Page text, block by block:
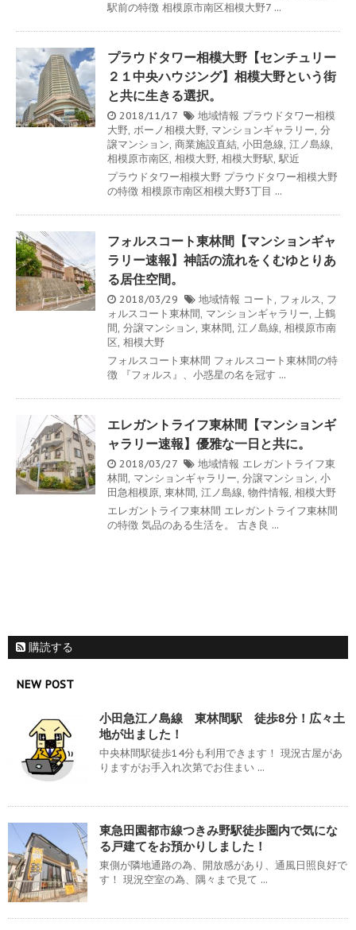
駅前の特徴 相模原市南区相模大野7 ...
プラウドタワー相模大野【センチュリー
２１中央ハウジング】相模大野という街
と共に生きる選択。
2018/11/17 地域情報 プラウドタワー相模
大野, ボーノ相模大野, マンションギャラリー, 分
譲マンション, 商業施設直結, 小田急線, 江ノ島線,
相模原市南区, 相模大野, 相模大野駅, 駅近
プラウドタワー相模大野 プラウドタワー相模大野
の特徴 相模原市南区相模大野3丁目 ...
フォルスコート東林間【マンションギャ
ラリー速報】神話の流れをくむゆとりあ
る居住空間。
2018/03/29 地域情報 コート , フォルス, フ
ォルスコート東林間, マンションギャラリー, 上鶴
間, 分譲マンション, 東林間, 江ノ島線, 相模原市南
区, 相模大野
フォルスコート東林間 フォルスコート東林間の特
徴 『フォルス』、小惑星の名を冠す ...
エレガントライフ東林間【マンションギ
ャラリー速報】優雅な一日と共に。
2018/03/27 地域情報 エレガントライフ東
林間, マンションギャラリー, 分譲マンション, 小
田急相模原, 東林間, 江ノ島線, 物件情報, 相模大野
エレガントライフ東林間 エレガントライフ東林間
の特徴 気品のある生活を。 古き良 ...
購読する
NEW POST
小田急江ノ島線 東林間駅 徒歩8分！広々土
地が出ました！
中央林間駅徒歩14分も利用できます！ 現況古屋があ
りますがお手入れ次第でお住まい ...
東急田園都市線つきみ野駅徒歩圏内で気にな
る戸建てをお預かりしました！
東側が隣地通路の為、開放感があり、通風日照良好で
す！ 現況空室の為、隅々まで見て ...